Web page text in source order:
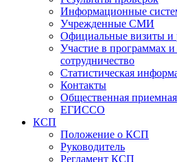
Информационные
Учрежденные СМИ
Официальные визиты и
Участие в программах
сотрудничество
Статистическая
Контакты
Общественная приемная
ЕГИССО
КСП
Положение о КСП
Руководитель
Регламент КСП